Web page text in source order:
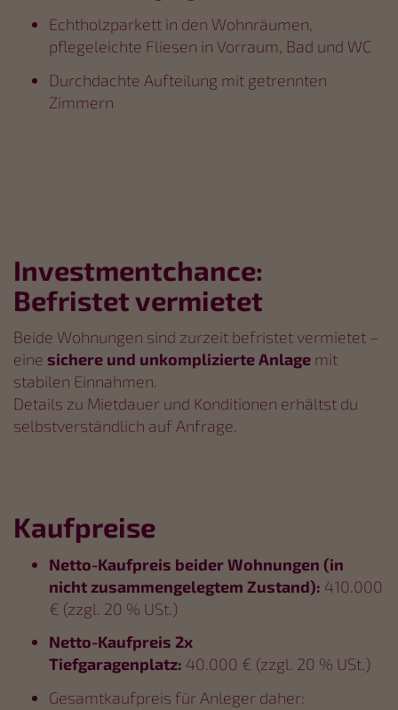
Echtholzparkett in den Wohnräumen,
pflegeleichte Fliesen in Vorraum, Bad und WC
Durchdachte Aufteilung mit getrennten
Zimmern
Investmentchance:
Befristet vermietet
Beide Wohnungen sind zurzeit befristet vermietet –
eine sichere und unkomplizierte Anlage mit
stabilen Einnahmen.
Details zu Mietdauer und Konditionen erhältst du
selbstverständlich auf Anfrage.
Kaufpreise
Netto-Kaufpreis beider Wohnungen (in
nicht zusammengelegtem Zustand): 410.000
€ (zzgl. 20 % USt.)
Netto-Kaufpreis 2x
Tiefgaragenplatz: 40.000 € (zzgl. 20 % USt.)
Gesamtkaufpreis für Anleger daher: